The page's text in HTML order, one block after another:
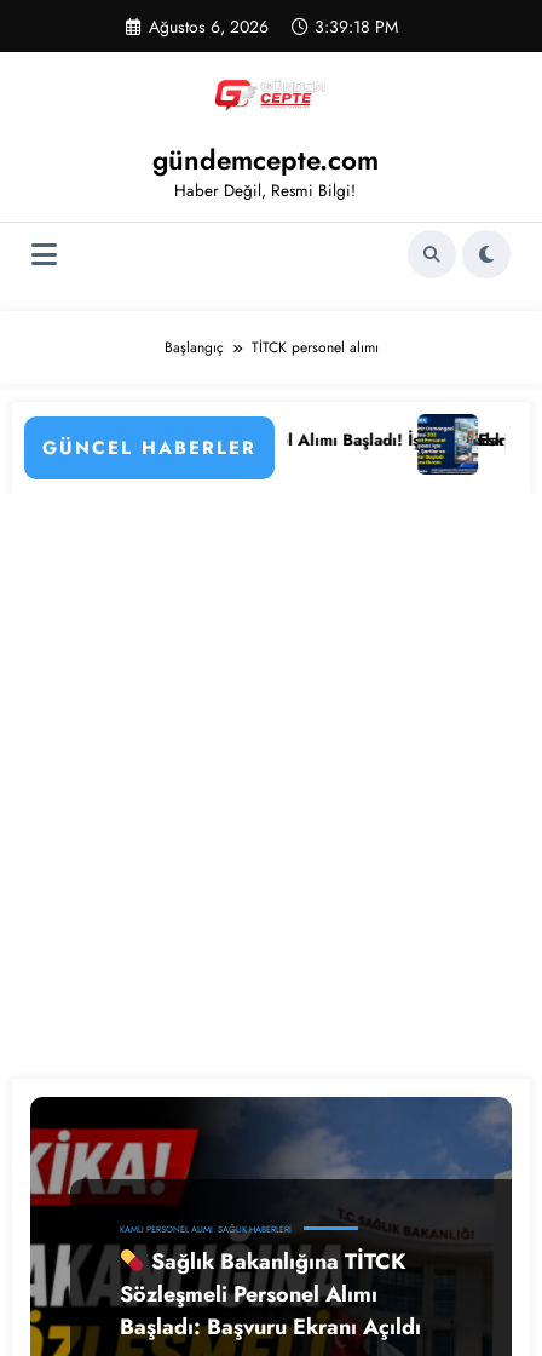
Ağustos 6, 2026 3:39:19 PM
gündemcepte.com
Haber Değil, Resmi Bilgi!
Başlangıç TİTCK personel alımı
GÜNCEL HABERLER
Detayları
Kamu Hastanesi Personel Alımı Başladı! İşte Kadrolar, Şehirler ve
Eskişehir
KAMU PERSONEL ALIMI SAĞLIK HABERLERI
Sağlık Bakanlığına TİTCK
Sözleşmeli Personel Alımı
Başladı: Başvuru Ekranı Açıldı